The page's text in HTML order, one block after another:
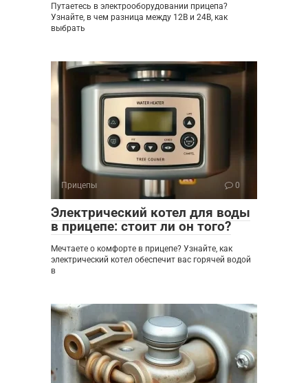
Путаетесь в электрооборудовании прицепа?
Узнайте, в чем разница между 12В и 24В, как
выбрать
Прицепы 0
Электрический котел для воды
в прицепе: стоит ли он того?
Мечтаете о комфорте в прицепе? Узнайте, как
электрический котел обеспечит вас горячей водой
в